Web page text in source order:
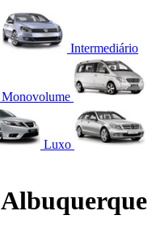
Intermediário
Monovolume
Luxo